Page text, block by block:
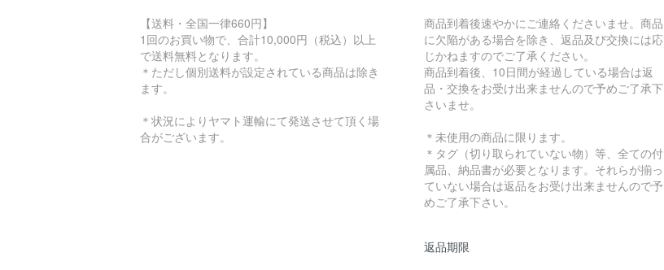
【送料・全国一律660円】
1回のお買い物で、合計10,000円（税込）以上
で送料無料となります。
＊ただし個別送料が設定されている商品は除き
ます。
＊状況によりヤマト運輸にて発送させて頂く場
合がございます。
商品到着後速やかにご連絡くださいませ。商品
に欠陥がある場合を除き、返品及び交換には応
じかねますのでご了承ください。
商品到着後、10日間が経過している場合は返
品・交換をお受け出来ませんので予めご了承下
さいませ。
＊未使用の商品に限ります。
＊タグ（切り取られていない物）等、全ての付
属品、納品書が必要となります。それらが揃っ
ていない場合は返品をお受け出来ませんので予
めご了承下さい。
返品期限